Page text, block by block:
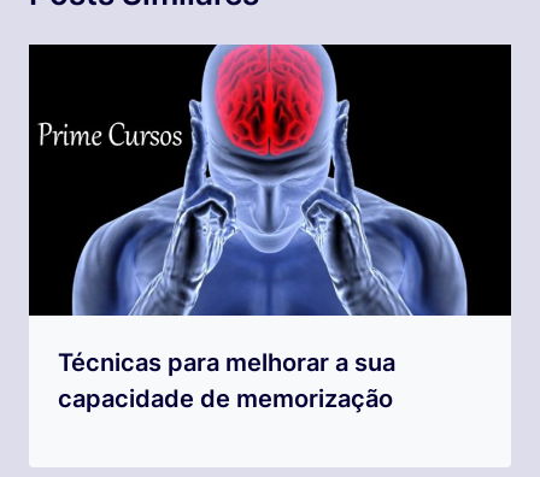
Técnicas para melhorar a sua
capacidade de memorização